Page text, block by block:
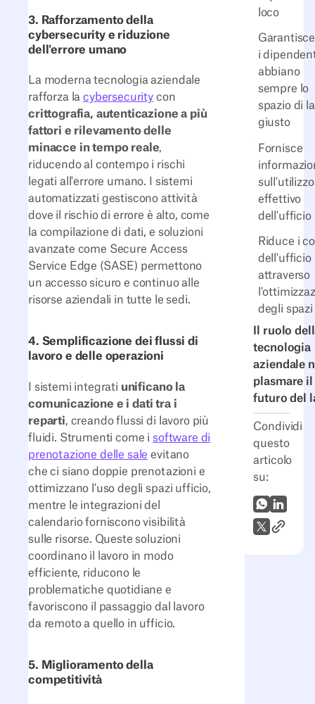
loco
i
abbiano
sempre lo
spazio di
giusto
Fornisce
sull'utilizzo
effettivo
dell'ufficio
Riduce i
dell'ufficio
attraverso
degli spazi
Il ruolo
tecnologia
aziendale
plasmare il
futuro del
Condividi
questo
articolo
su:
WhatsApp
X (Twitter)
Link
3. Rafforzamento della
cybersecurity e riduzione
dell'errore umano
La moderna tecnologia aziendale
rafforza lacybersecurity con
crittografia, autenticazione a più
fattori e rilevamento delle
minacce in tempo reale,
riducendo al contempo i rischi
legati all'errore umano. I sistemi
automatizzati gestiscono attività
dove il rischio di errore è alto, come
la compilazione di dati, e soluzioni
avanzate come Secure Access
Service Edge (SASE) permettono
un accesso sicuro e continuo alle
risorse aziendali in tutte le sedi.
4. Semplificazione dei flussi di
lavoro e delle operazioni
I sistemi integrati unificano la
comunicazione e i dati tra i
reparti, creando flussi di lavoro più
fluidi. Strumenti come i software di
prenotazione delle sale evitano
che ci siano doppie prenotazioni e
ottimizzano l'uso degli spazi ufficio,
mentre le integrazioni del
calendario forniscono visibilità
sulle risorse. Queste soluzioni
coordinano il lavoro in modo
efficiente, riducono le
problematiche quotidiane e
favoriscono il passaggio dal lavoro
da remoto a quello in ufficio.
5. Miglioramento della
competitività